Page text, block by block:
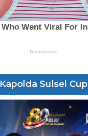
Kapolda Sulsel Cup